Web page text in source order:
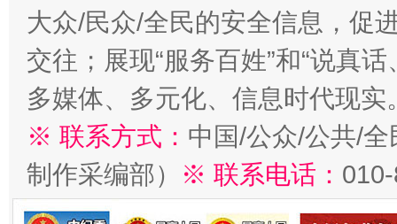
大众/民众/全民的安全信息，促
交往；展现“服务百姓”和“说真
多媒体、多元化、信息时代现实
※ 联系方式： 中国/公众/公共/
制作采编部）
※ 联系电话：